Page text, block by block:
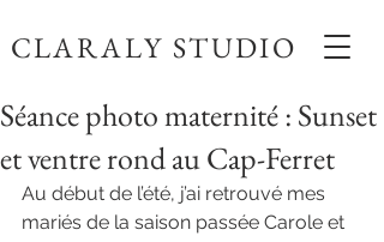
CLARALY STUDIO
Séance photo maternité : Sunset
et ventre rond au Cap-Ferret
Au début de l’été, j’ai retrouvé mes
mariés de la saison passée Carole et